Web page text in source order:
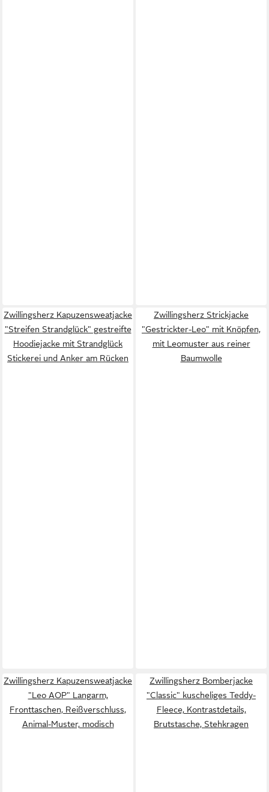
Zwillingsherz Kapuzensweatjacke
"Streifen Strandglück" gestreifte
Hoodiejacke mit Strandglück
Stickerei und Anker am Rücken
Zwillingsherz Strickjacke
"Gestrickter-Leo" mit Knöpfen,
mit Leomuster aus reiner
Baumwolle
Zwillingsherz Kapuzensweatjacke
"Leo AOP" Langarm,
Fronttaschen, Reißverschluss,
Animal-Muster, modisch
Zwillingsherz Bomberjacke
"Classic" kuscheliges Teddy-
Fleece, Kontrastdetails,
Brutstasche, Stehkragen